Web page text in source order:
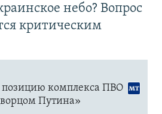
небо? Вопрос
критическим